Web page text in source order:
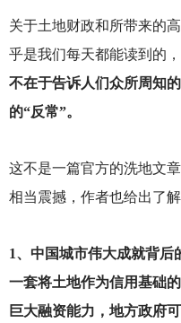
关于土地财政和所带来的
乎是我们每天都能读到的
不在于告诉人们众所周知
的“反常”。
这不是一篇官方的洗地文
相当震撼，作者也给出了解
1、中国城市伟大成就背后
一套将土地作为信用基础
巨大融资能力，地方政府